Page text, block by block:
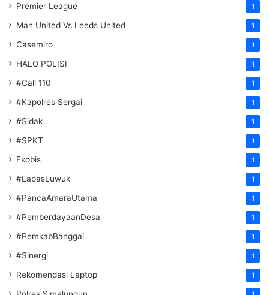
Premier League 1
Man United Vs Leeds United 1
Casemiro 1
HALO POLISI 1
#Call 110 1
#Kapolres Sergai 1
#Sidak 1
#SPKT 1
Ekobis 1
#LapasLuwuk 1
#PancaAmaraUtama 1
#PemberdayaanDesa 1
#PemkabBanggai 1
#Sinergi 1
Rekomendasi Laptop 1